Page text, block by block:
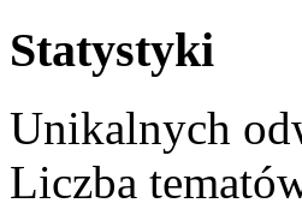
Statystyki
Unikalnych
Liczba